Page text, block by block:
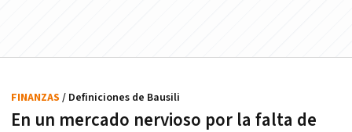
En un mercado nervioso por la falta de
FINANZAS / Definiciones de Bausili